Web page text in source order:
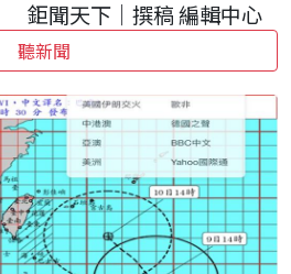
鉅聞天下｜撰稿 編輯中心
聽新聞